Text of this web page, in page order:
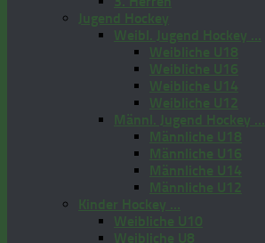
Jugend Hockey
Weibl. Jugend Hockey …
Weibliche U18
Weibliche U16
Weibliche U14
Weibliche U12
Männl. Jugend Hockey …
Männliche U18
Männliche U16
Männliche U14
Männliche U12
Kinder Hockey …
Weibliche U10
Weibliche U8